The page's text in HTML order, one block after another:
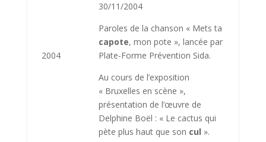
2004
30/11/2004
Paroles de la chanson « Mets ta
capote, mon pote », lancée par
Plate-Forme Prévention Sida.
Au cours de l’exposition
« Bruxelles en scène »,
présentation de l’œuvre de
Delphine Boël : « Le cactus qui
pète plus haut que son cul ».